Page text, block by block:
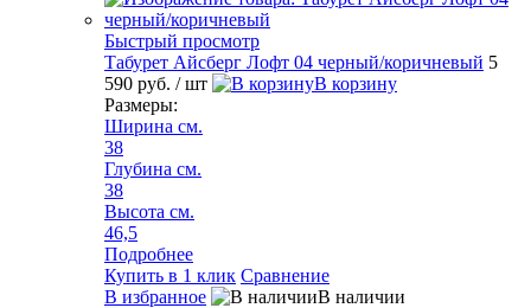
Быстрый просмотр
Табурет Айсберг Лофт 04 черный/коричневый 5
590 руб. / шт
В корзину
Размеры:
Ширина см.
38
Глубина см.
38
Высота см.
46,5
Подробнее
Купить в 1 клик Сравнение
В избранное
В наличии